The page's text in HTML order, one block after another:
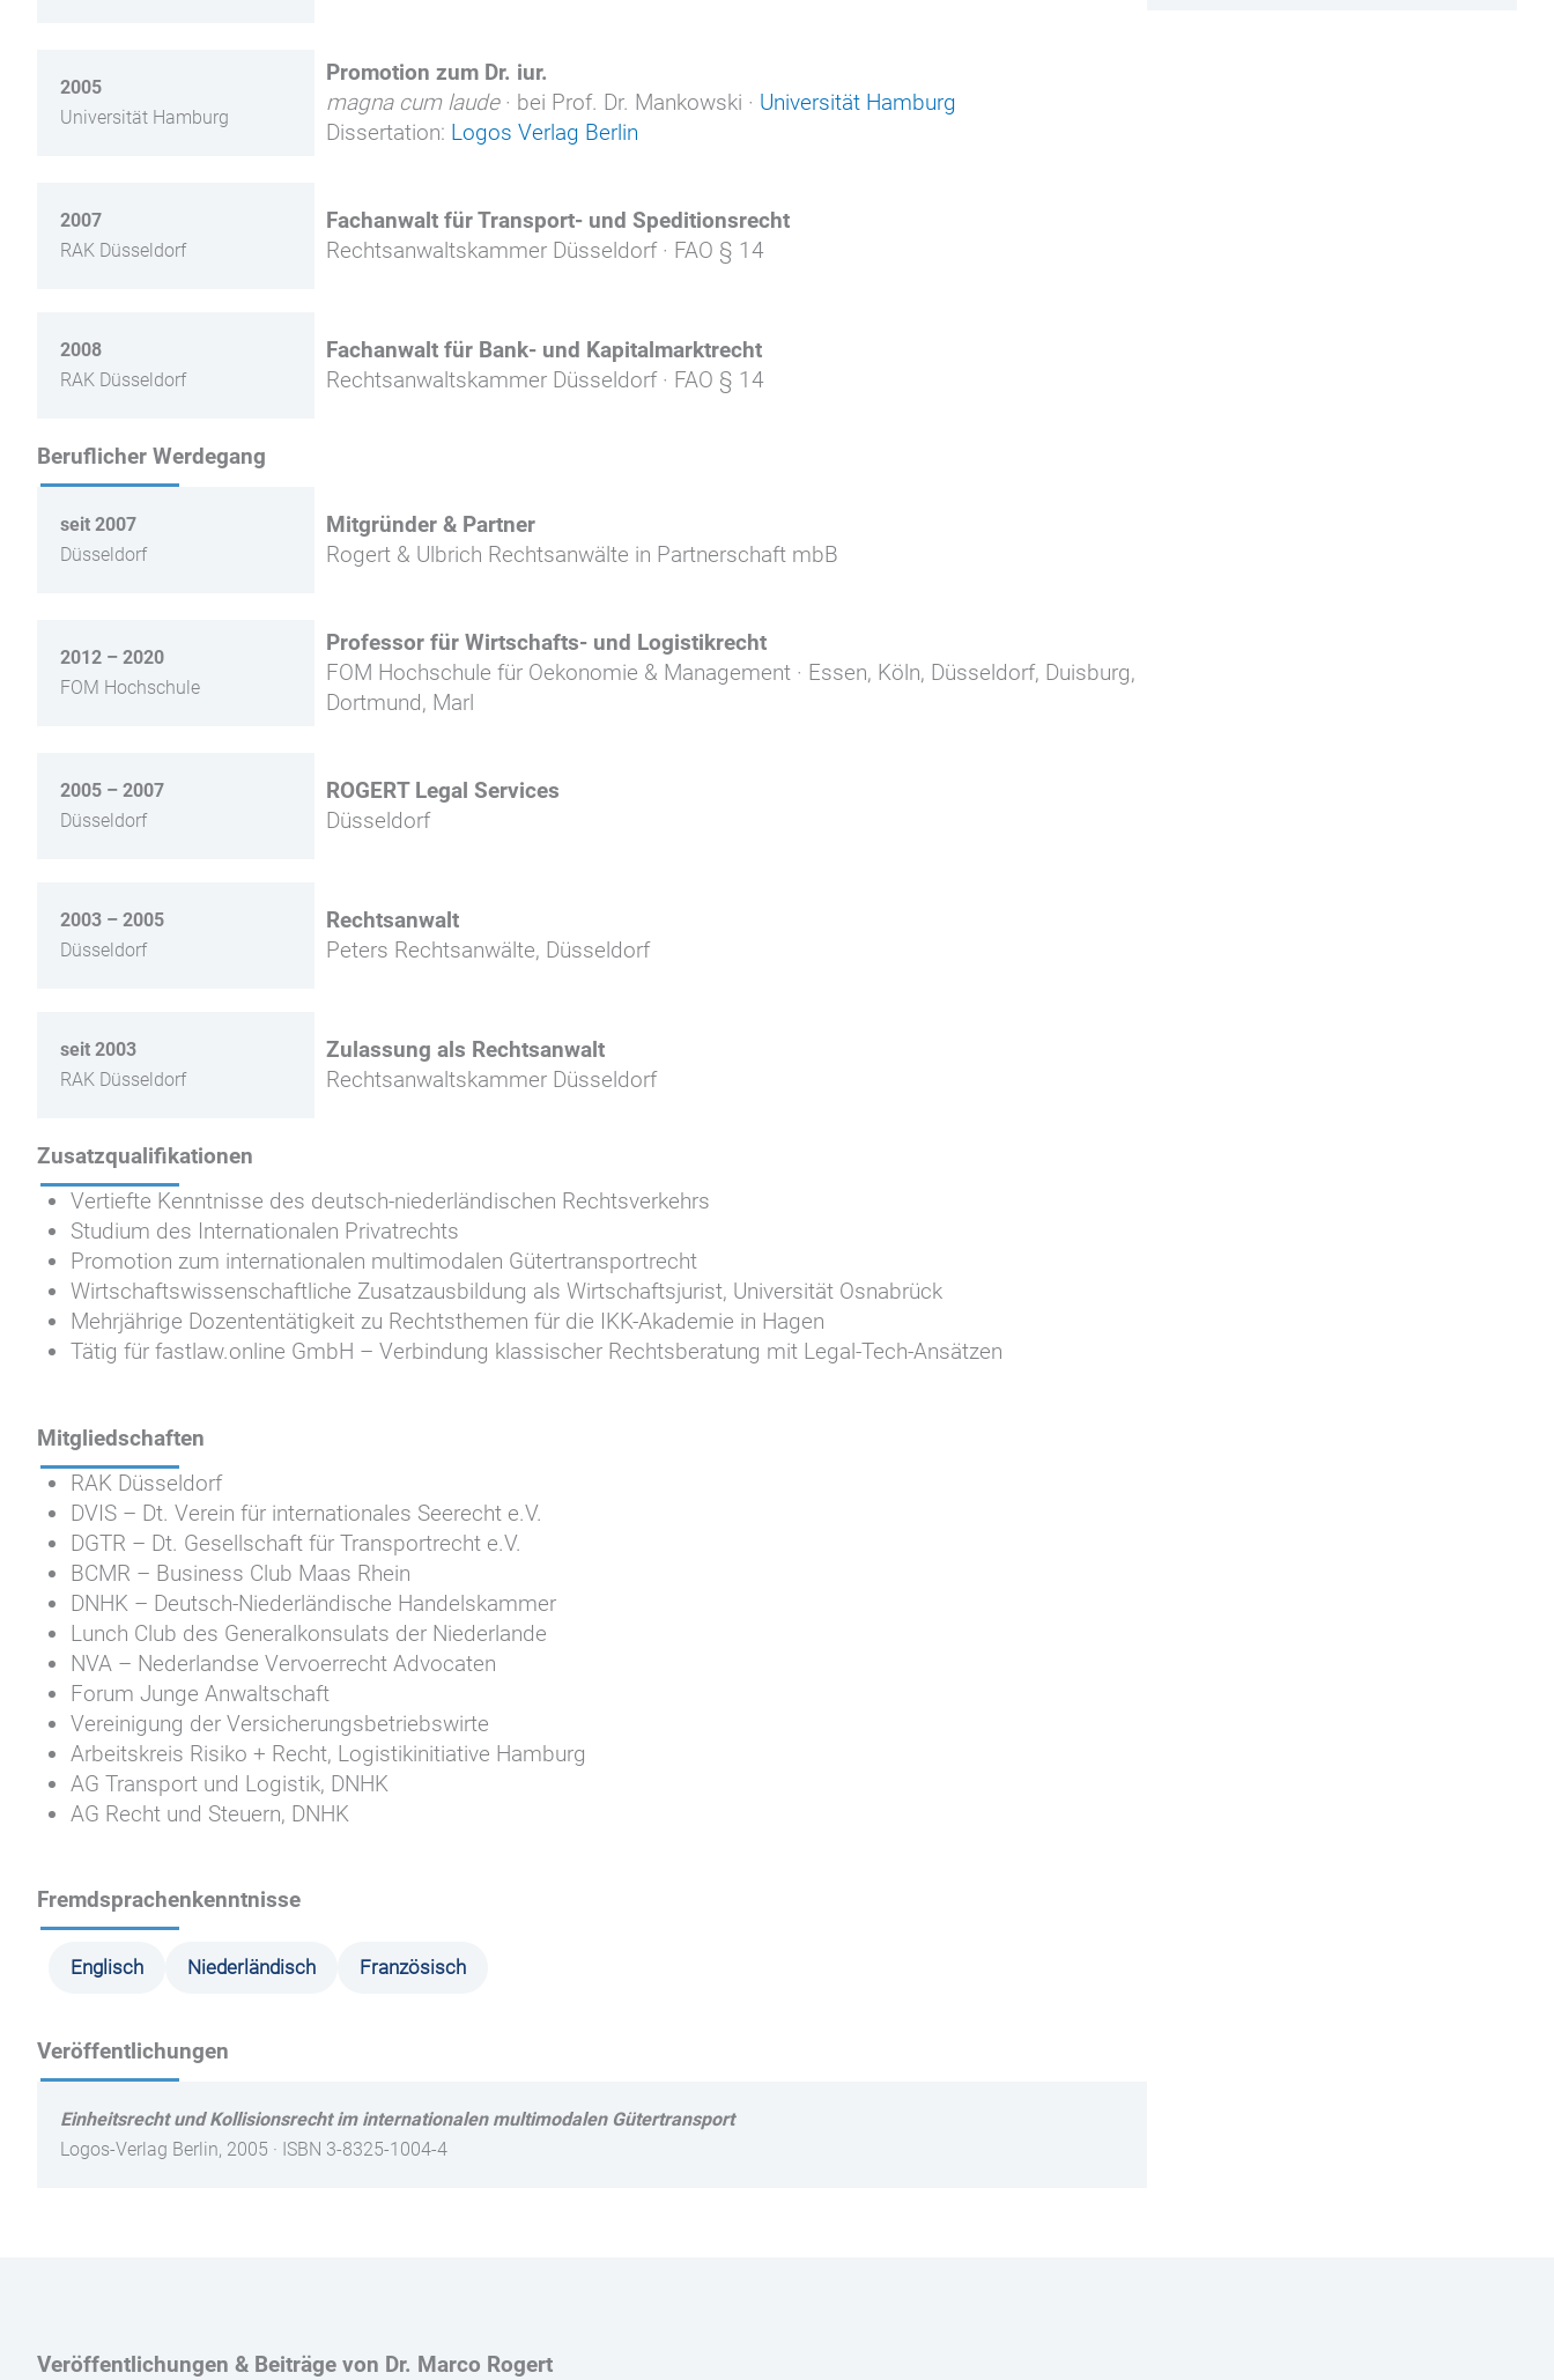
2005
Universität Hamburg
Promotion zum Dr. iur.
magna cum laude· bei Prof. Dr. Mankowski · Universität Hamburg
Dissertation: Logos Verlag Berlin
2007
RAK Düsseldorf
Fachanwalt für Transport- und Speditionsrecht
Rechtsanwaltskammer Düsseldorf · FAO § 14
2008
RAK Düsseldorf
Fachanwalt für Bank- und Kapitalmarktrecht
Rechtsanwaltskammer Düsseldorf · FAO § 14
Beruflicher Werdegang
seit 2007
Düsseldorf
Mitgründer & Partner
Rogert & Ulbrich Rechtsanwälte in Partnerschaft mbB
2012 – 2020
FOM Hochschule
Professor für Wirtschafts- und Logistikrecht
FOM Hochschule für Oekonomie & Management · Essen, Köln, Düsseldorf, Duisburg,
Dortmund, Marl
2005 – 2007
Düsseldorf
ROGERT Legal Services
Düsseldorf
2003 – 2005
Düsseldorf
Rechtsanwalt
Peters Rechtsanwälte, Düsseldorf
seit 2003
RAK Düsseldorf
Zulassung als Rechtsanwalt
Rechtsanwaltskammer Düsseldorf
Zusatzqualifikationen
Vertiefte Kenntnisse des deutsch-niederländischen Rechtsverkehrs
Studium des Internationalen Privatrechts
Promotion zum internationalen multimodalen Gütertransportrecht
Wirtschaftswissenschaftliche Zusatzausbildung als Wirtschaftsjurist, Universität Osnabrück
Mehrjährige Dozententätigkeit zu Rechtsthemen für die IKK-Akademie in Hagen
Tätig für fastlaw.online GmbH – Verbindung klassischer Rechtsberatung mit Legal-Tech-Ansätzen
Mitgliedschaften
RAK Düsseldorf
DVIS – Dt. Verein für internationales Seerecht e.V.
DGTR – Dt. Gesellschaft für Transportrecht e.V.
BCMR – Business Club Maas Rhein
DNHK – Deutsch-Niederländische Handelskammer
Lunch Club des Generalkonsulats der Niederlande
NVA – Nederlandse Vervoerrecht Advocaten
Forum Junge Anwaltschaft
Vereinigung der Versicherungsbetriebswirte
Arbeitskreis Risiko + Recht, Logistikinitiative Hamburg
AG Transport und Logistik, DNHK
AG Recht und Steuern, DNHK
Fremdsprachenkenntnisse
Englisch Niederländisch Französisch
Veröffentlichungen
Einheitsrecht und Kollisionsrecht im internationalen multimodalen Gütertransport
Logos-Verlag Berlin, 2005 · ISBN 3-8325-1004-4
Veröffentlichungen & Beiträge von Dr. Marco Rogert